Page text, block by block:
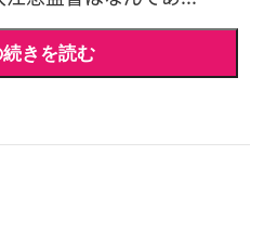
きを読む